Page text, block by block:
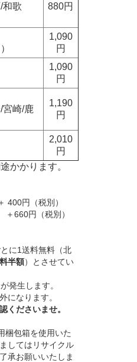
和歌
880円
1,090
円
1,090
円
宮崎/鹿
1,190
円
2,010
円
かかります。
円（税別）
円（税別）
に1送料無料（北
半額）とさせてい
発生します。
になります。
くださいませ。
包箱を使用いた
してはリサイクル
承お願いいたしま